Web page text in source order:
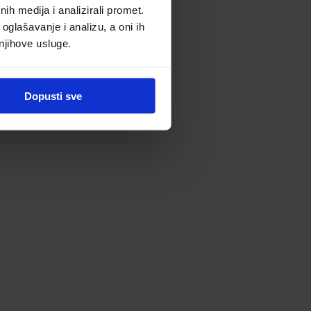
medija i analizirali promet.
i analizu, a oni ih
usluge.
Dopusti sve